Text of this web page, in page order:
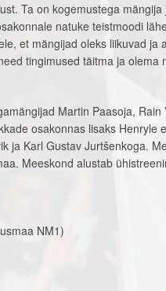
Ta on kogemustega
natuke teistmoodi
et mängijad oleks liikuvad ja
tingimused täitma ja olema
Martin Paasoja, Rain
osakonnas lisaks Henryle
ja Karl Gustav Jurtšenkoga.
Meeskond alustab
NM1)